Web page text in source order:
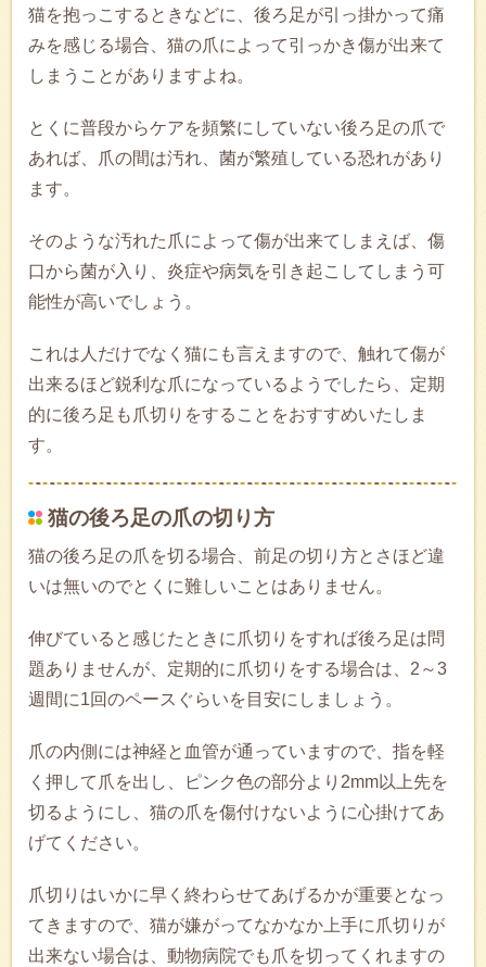
猫を抱っこするときなどに、後ろ足が引っ掛かって痛
みを感じる場合、猫の爪によって引っかき傷が出来て
しまうことがありますよね。
とくに普段からケアを頻繁にしていない後ろ足の爪で
あれば、爪の間は汚れ、菌が繁殖している恐れがあり
ます。
そのような汚れた爪によって傷が出来てしまえば、傷
口から菌が入り、炎症や病気を引き起こしてしまう可
能性が高いでしょう。
これは人だけでなく猫にも言えますので、触れて傷が
出来るほど鋭利な爪になっているようでしたら、定期
的に後ろ足も爪切りをすることをおすすめいたしま
す。
猫の後ろ足の爪の切り方
猫の後ろ足の爪を切る場合、前足の切り方とさほど違
いは無いのでとくに難しいことはありません。
伸びていると感じたときに爪切りをすれば後ろ足は問
題ありませんが、定期的に爪切りをする場合は、2～3
週間に1回のペースぐらいを目安にしましょう。
爪の内側には神経と血管が通っていますので、指を軽
く押して爪を出し、ピンク色の部分より2mm以上先を
切るようにし、猫の爪を傷付けないように心掛けてあ
げてください。
爪切りはいかに早く終わらせてあげるかが重要となっ
てきますので、猫が嫌がってなかなか上手に爪切りが
出来ない場合は、動物病院でも爪を切ってくれますの